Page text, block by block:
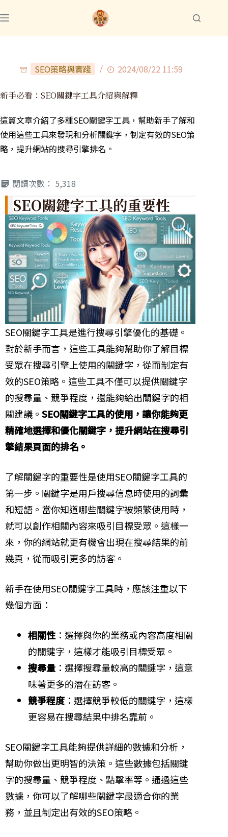
SEO策略與實踐 2024/08/22 11:59
新手必看：SEO關鍵字工具介紹與解釋
這篇文章介紹了多種SEO關鍵字工具，幫助新手了解和
使用這些工具來發現和分析關鍵字，制定有效的SEO策
略，提升網站的搜尋引擎排名。
閱讀次數： 5,318
SEO關鍵字工具的重要性
SEO關鍵字工具是進行搜尋引擎優化的基礎。
對於新手而言，這些工具能夠幫助你了解目標
受眾在搜尋引擎上使用的關鍵字，從而制定有
效的SEO策略。這些工具不僅可以提供關鍵字
的搜尋量、競爭程度，還能夠給出關鍵字的相
關建議。 SEO關鍵字工具的使用，讓你能夠更
精確地選擇和優化關鍵字，提升網站在搜尋引
擎結果頁面的排名。
了解關鍵字的重要性是使用SEO關鍵字工具的
第一步。關鍵字是用戶搜尋信息時使用的詞彙
和短語。當你知道哪些關鍵字被頻繁使用時，
就可以創作相關內容來吸引目標受眾。這樣一
來，你的網站就更有機會出現在搜尋結果的前
幾頁，從而吸引更多的訪客。
新手在使用SEO關鍵字工具時，應該注重以下
幾個方面：
相關性：選擇與你的業務或內容高度相關
的關鍵字，這樣才能吸引目標受眾。
搜尋量 ：選擇搜尋量較高的關鍵字，這意
味著更多的潛在訪客。
競爭程度 ：選擇競爭較低的關鍵字，這樣
更容易在搜尋結果中排名靠前。
SEO關鍵字工具能夠提供詳細的數據和分析，
幫助你做出更明智的決策。這些數據包括關鍵
字的搜尋量、競爭程度、點擊率等。通過這些
數據，你可以了解哪些關鍵字最適合你的業
務，並且制定出有效的SEO策略。